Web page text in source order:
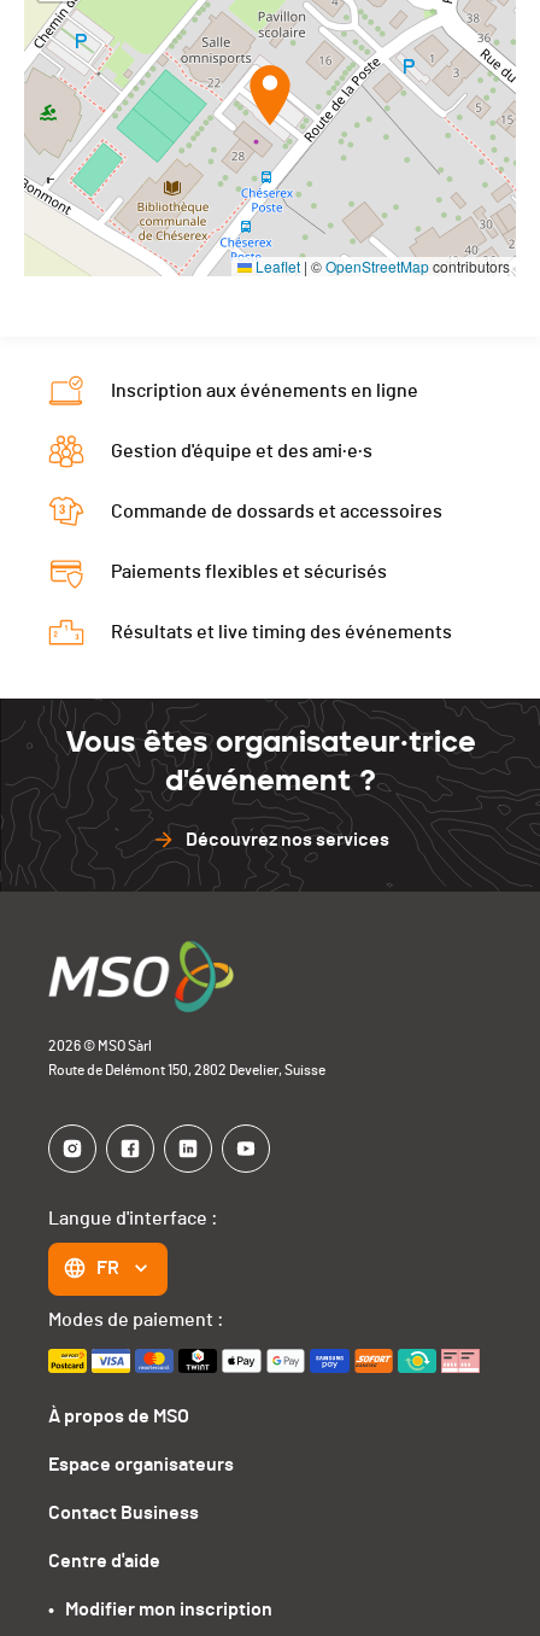
Leaflet | ©OpenStreetMapcontributors
Inscription aux événements en ligne
Gestion d'équipe et des ami·e·s
Commande de dossards et accessoires
Paiements flexibles et sécurisés
Résultats et live timing des événements
Vous êtes organisateur·trice
d'événement ?
Découvrez nos services
2026 © MSO Sàrl
Route de Delémont 150, 2802 Develier, Suisse
À propos de MSO
Espace organisateurs
Contact Business
Centre d'aide
•   Modifier mon inscription
Langue d'interface :
FR
Modes de paiement :